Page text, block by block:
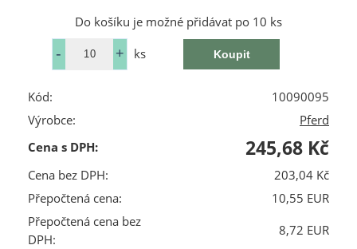
Do košíku je možné přidávat po 10 ks
ks
Kód:
10090095
Výrobce:
Pferd
Cena s DPH:
245,68 Kč
Cena bez DPH:
203,04 Kč
Přepočtená cena:
10,55 EUR
Přepočtená cena bez
DPH:
8,72 EUR